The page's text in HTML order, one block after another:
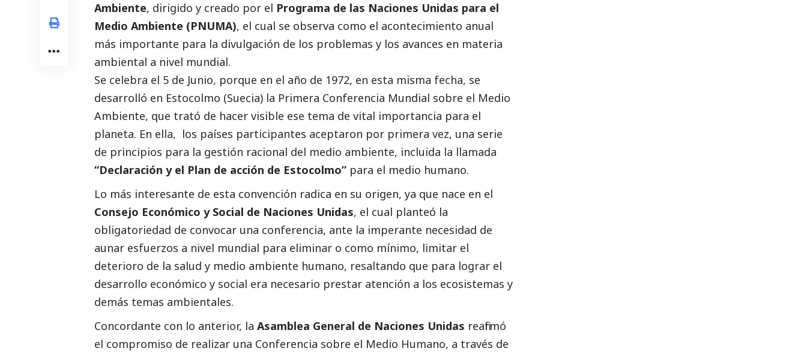
Ambiente, dirigido y creado por el Programa de las Naciones Unidas para el
Medio Ambiente (PNUMA), el cual se observa como el acontecimiento anual
más importante para la divulgación de los problemas y los avances en materia
ambiental a nivel mundial.
Se celebra el 5 de Junio, porque en el año de 1972, en esta misma fecha, se
desarrolló en Estocolmo (Suecia) la Primera Conferencia Mundial sobre el Medio
Ambiente, que trató de hacer visible ese tema de vital importancia para el
planeta. En ella, los países participantes aceptaron por primera vez, una serie
de principios para la gestión racional del medio ambiente, incluida la llamada
“Declaración y el Plan de acción de Estocolmo” para el medio humano.
Lo más interesante de esta convención radica en su origen, ya que nace en el
Consejo Económico y Social de Naciones Unidas, el cual planteó la
obligatoriedad de convocar una conferencia, ante la imperante necesidad de
aunar esfuerzos a nivel mundial para eliminar o como mínimo, limitar el
deterioro de la salud y medio ambiente humano, resaltando que para lograr el
desarrollo económico y social era necesario prestar atención a los ecosistemas y
demás temas ambientales.
Concordante con lo anterior, la Asamblea General de Naciones Unidas reafirmó
el compromiso de realizar una Conferencia sobre el Medio Humano, a través de